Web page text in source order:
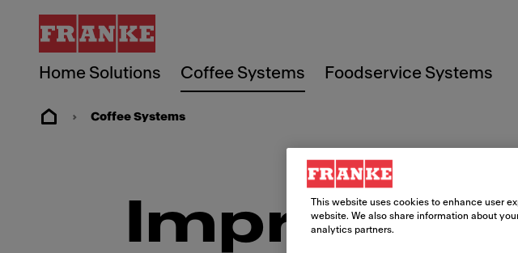
Home Solutions Coffee Systems Foodservice Systems
Coffee Systems
Impresión
This website uses cookies to enhance user
website. We also share information about
analytics partners.